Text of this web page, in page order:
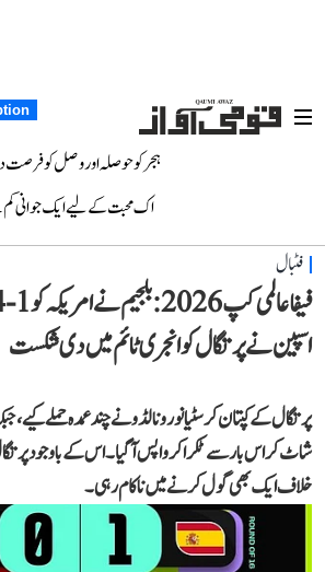
ہجر کو حوصلہ اور وصل کو فرصت
اک محبت کے لیے ایک جوانی
فٹبال
اسپین نے پرتگال کو انجری ٹائم میں دی شکست
پرتگال کے کپتان کرسٹیانو رونالڈو نے چند عمدہ حملے کیے،
شاٹ کراس بار سے ٹکرا کر واپس آ گیا۔ اس کے باوجود
خلاف ایک بھی گول کرنے میں ناکام رہی۔